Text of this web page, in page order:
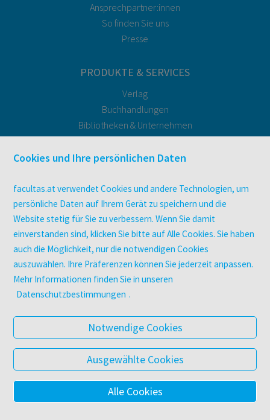
Ansprechpartner:innen
So finden Sie uns
Presse
PRODUKTE & SERVICES
Verlag
Buchhandlungen
Bibliotheken & Unternehmen
facultas Bindeservice
Druckerei facultas druckt.
Zeitschriften
Digitale Angebote
UNTERNEHMEN
Über facultas
facultas Kooperationen
Datenschutz & Cookies
AGB
Barrierefreiheit
© 2025 Facultas Verlags- und Buchhandels AG
Cookies und Ihre persönlichen Daten
facultas.at verwendet Cookies und andere Technologien, um
persönliche Daten auf Ihrem Gerät zu speichern und die
Website stetig für Sie zu verbessern. Wenn Sie damit
einverstanden sind, klicken Sie bitte auf Alle Cookies. Sie haben
auch die Möglichkeit, nur die notwendigen Cookies
auszuwählen. Ihre Präferenzen können Sie jederzeit anpassen.
Mehr Informationen finden Sie in unseren
Datenschutzbestimmungen .
Notwendige Cookies
Ausgewählte Cookies
Alle Cookies